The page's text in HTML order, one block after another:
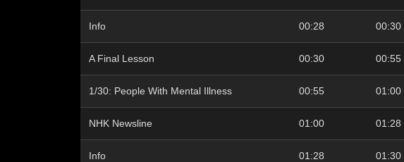
Info 00:28 00:30
A Final Lesson 00:30 00:55
1/30: People With Mental Illness 00:55 01:00
NHK Newsline 01:00 01:28
Info 01:28 01:30